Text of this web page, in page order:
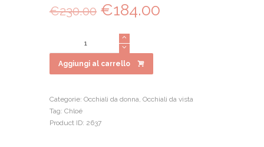
€230.00 Il
prezzo
originale
era:
€230.00.
€184.00
quantità
Aggiungi al carrello
Categorie: Occhiali da donna, Occhiali da vista
Tag: Chloé
Product ID: 2637